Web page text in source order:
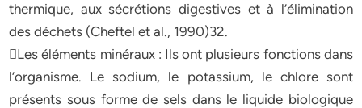
thermique, aux sécrétions digestives et à l’élimination
des déchets (Cheftel et al., 1990)32.
Les éléments minéraux : Ils ont plusieurs fonctions dans
l’organisme. Le sodium, le potassium, le chlore sont
présents sous forme de sels dans le liquide biologique